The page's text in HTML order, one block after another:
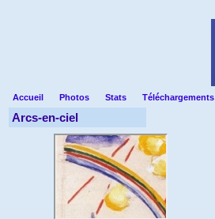
Accueil Photos Stats Téléchargements
Arcs-en-ciel